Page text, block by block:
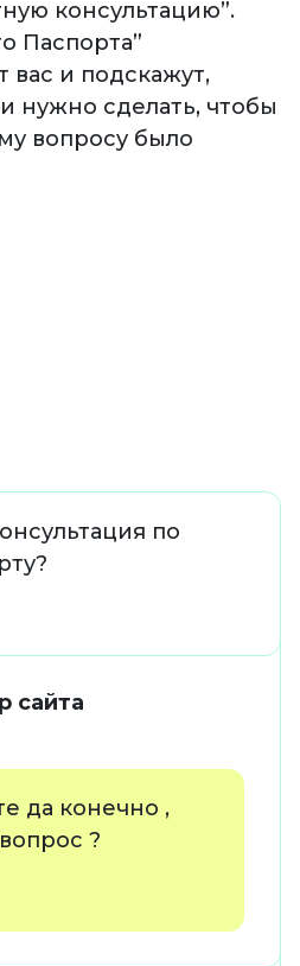
консультацию”.
Паспорта”
вас и подскажут,
нужно сделать, чтобы
вопросу было
по
сайта
да конечно ,
?